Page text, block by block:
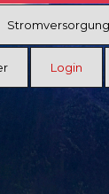
Stromversorgung
Login